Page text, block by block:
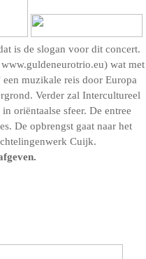
is de slogan voor dit concert.
wat met
muzikale reis door Europa
Verder zal Intercultureel
oriëntaalse sfeer. De entree
De opbrengst gaat naar het
Cuijk.